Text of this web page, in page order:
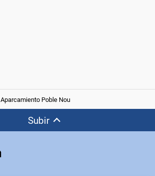
Aparcamiento Poble Nou
Subir